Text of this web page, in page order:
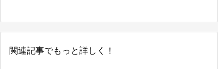
関連記事でもっと詳しく！